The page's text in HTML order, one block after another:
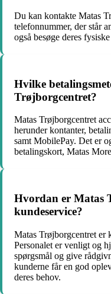
Du kan kontakte Matas
telefonnummer, der står
også besøge deres
Hvilke
Trøjborgcentret?
Matas Trøjborgcentret
herunder kontanter,
samt MobilePay. Det er
betalingskort, Matas
Hvordan er Matas
kundeservice?
Matas Trøjborgcentret er
Personalet er venligt og
spørgsmål og give
kunderne får en god
deres behov.